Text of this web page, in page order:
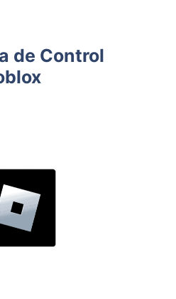
de Control